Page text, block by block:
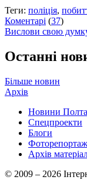
Теги: поліція,
Коментарі (37)
Вислови свою
Останні
Більше новин
Архів
Новини
Спецпроекти
Блоги
Архів
© 2009 – 2026